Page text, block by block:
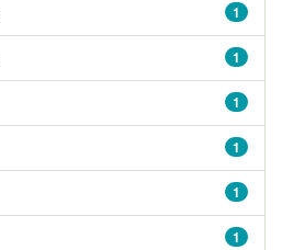
1
1
1
1
1
1